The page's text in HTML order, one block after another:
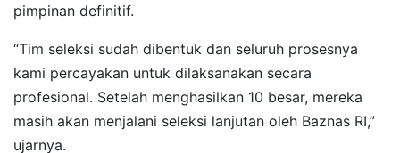
pimpinan definitif.
“Tim seleksi sudah dibentuk dan seluruh prosesnya
kami percayakan untuk dilaksanakan secara
profesional. Setelah menghasilkan 10 besar, mereka
masih akan menjalani seleksi lanjutan oleh Baznas RI,”
ujarnya.